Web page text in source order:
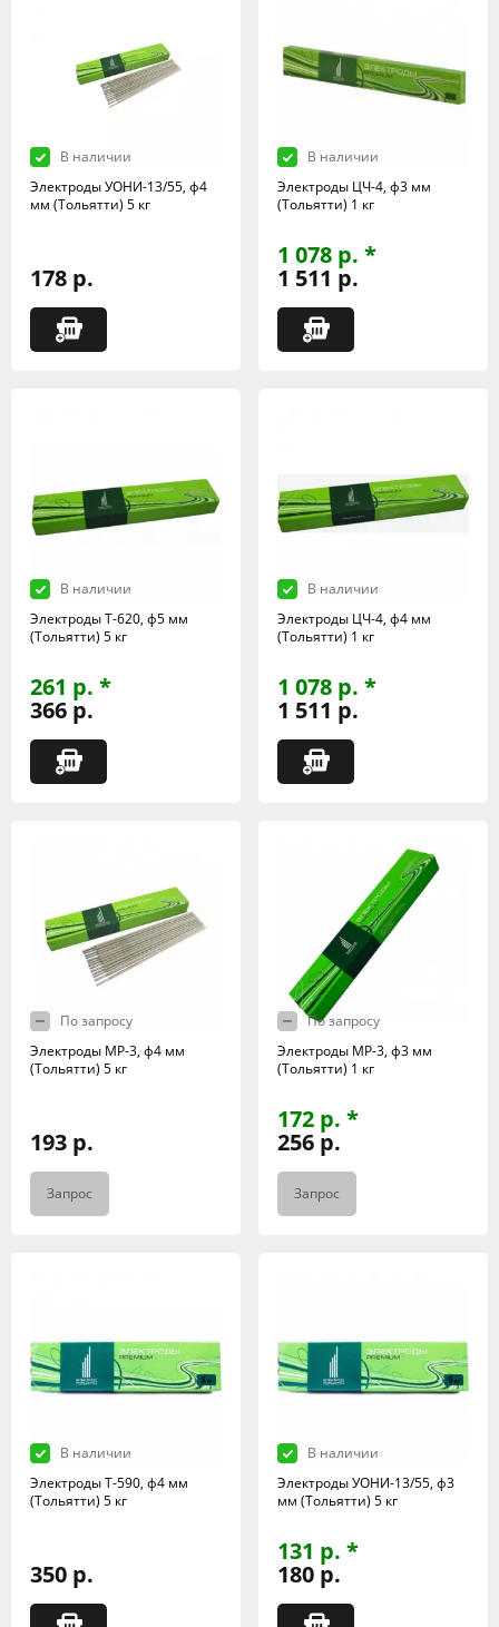
В наличии
Электроды УОНИ-13/55, ф4
мм (Тольятти) 5 кг
178 р.
В наличии
Электроды ЦЧ-4, ф3 мм
(Тольятти) 1 кг
1 078 р. *
1 511 р.
В наличии
Электроды Т-620, ф5 мм
(Тольятти) 5 кг
261 р. *
366 р.
В наличии
Электроды ЦЧ-4, ф4 мм
(Тольятти) 1 кг
1 078 р. *
1 511 р.
По запросу
Электроды МР-3, ф4 мм
(Тольятти) 5 кг
193 р.
Запрос
По запросу
Электроды МР-3, ф3 мм
(Тольятти) 1 кг
172 р. *
256 р.
Запрос
В наличии
Электроды Т-590, ф4 мм
(Тольятти) 5 кг
350 р.
В наличии
Электроды УОНИ-13/55, ф3
мм (Тольятти) 5 кг
131 р. *
180 р.